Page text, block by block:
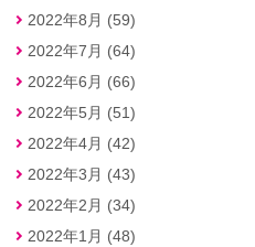
2022年8月 (59)
2022年7月 (64)
2022年6月 (66)
2022年5月 (51)
2022年4月 (42)
2022年3月 (43)
2022年2月 (34)
2022年1月 (48)